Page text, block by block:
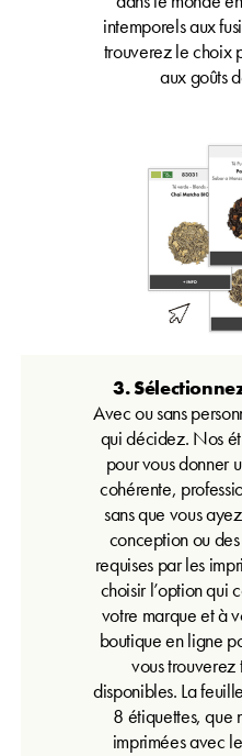
intemporels aux
trouverez le choix
aux goûts
3.
Avec ou sans
qui décidez. Nos
pour vous donner
cohérente,
sans que vous
conception ou
requises par les
choisir l’option qui
votre marque et à
boutique en ligne
vous trouverez
disponibles. La
8 étiquettes, que
imprimées avec